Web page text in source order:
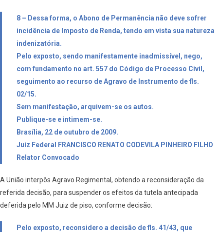
8 – Dessa forma, o Abono de Permanência não deve sofrer
incidência de Imposto de Renda, tendo em vista sua natureza
indenizatória.
Pelo exposto, sendo manifestamente inadmissível, nego,
com fundamento no art. 557 do Código de Processo Civil,
seguimento ao recurso de Agravo de Instrumento de fls.
02/15.
Sem manifestação, arquivem-se os autos.
Publique-se e intimem-se.
Brasília, 22 de outubro de 2009.
Juiz Federal FRANCISCO RENATO CODEVILA PINHEIRO FILHO
Relator Convocado
A União interpôs Agravo Regimental, obtendo a reconsideração da
referida decisão, para suspender os efeitos da tutela antecipada
deferida pelo MM Juiz de piso, conforme decisão:
Pelo exposto, reconsidero a decisão de fls. 41/43, que